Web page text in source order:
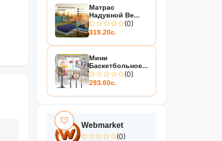
Матрас
Надувной Be...
(0)
319.20с.
Мини
Баскетбольное...
(0)
293.60с.
Webmarket
(0)